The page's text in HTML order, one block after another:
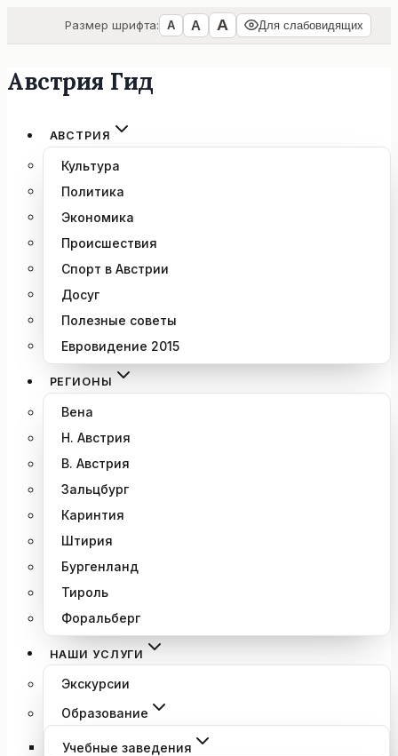
Размер шрифта: А А А Для слабовидящих
Перейти
содержимому
Австрия Гид
АВСТРИЯ
Культура
Политика
Экономика
Происшествия
Спорт в Австрии
Досуг
Полезные советы
Евровидение 2015
РЕГИОНЫ
Вена
Н. Австрия
В. Австрия
Зальцбург
Каринтия
Штирия
Бургенланд
Тироль
Форальберг
НАШИ УСЛУГИ
Экскурсии
Образование
Учебные заведения